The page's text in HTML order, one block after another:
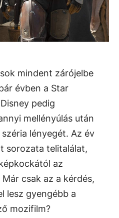
mindent zárójelbe
évben a Star
pedig
mellényúlás után
lényegét. Az év
sorozata telitalálat,
az
csak az a kérdés,
lesz gyengébb a
mozifilm?